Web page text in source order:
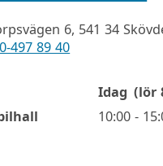
6, 541 34
497 89 40
Idag (lör
10:00 -